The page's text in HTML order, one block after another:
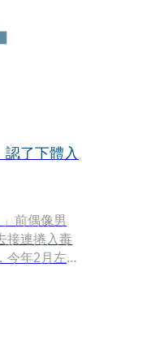
了下體入
前偶像男
接連捲入毒
今年2月左